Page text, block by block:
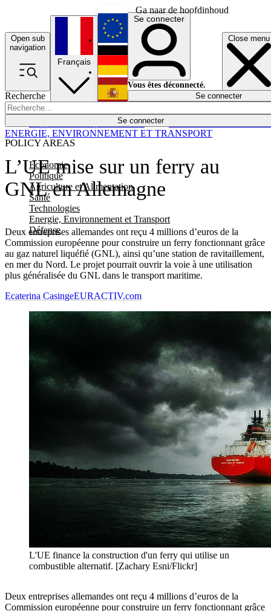
Ga naar de hoofdinhoud
Open sub
navigation
Close menu
Recherche
Se connecter
POLICY AREAS
Economie
Politique
Agriculture et Alimentation
Santé
Technologies
Energie, Environnement et Transport
Défense
Économie
Français
English
Deutsch
Español
Se connecter
Vous êtes déconnecté.
Se connecter
L’UE mise sur un ferry au
GNL en Allemagne
Deux entreprises allemandes ont reçu 4 millions d’euros de la
Commission européenne pour construire un ferry fonctionnant grâce
au gaz naturel liquéfié (GNL), ainsi qu’une station de ravitaillement,
en mer du Nord. Le projet pourrait ouvrir la voie à une utilisation
plus généralisée du GNL dans le transport maritime.
ENERGIE, ENVIRONNEMENT ET TRANSPORT
Ecaterina CasingeEURACTIV.com
L'UE finance la construction d'un ferry qui utilise un
combustible alternatif. [Zachary Esni/Flickr]
Deux entreprises allemandes ont reçu 4 millions d’euros de la
Commission européenne pour construire un ferry fonctionnant grâce